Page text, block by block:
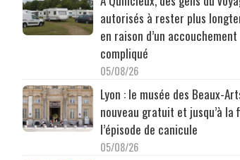
autorisés à rester plus
en raison d’un accouchement
compliqué
05/08/26
Lyon : le musée des Beaux-
nouveau gratuit et jusqu’à la
l’épisode de canicule
05/08/26